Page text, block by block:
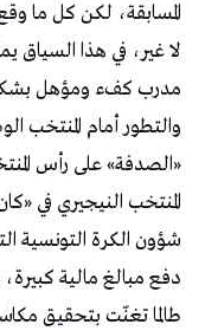
المسابقة، لكن كل ما
لا غير، في هذا السياق
مدرب كفء ومؤهل بشكل
والتطور أمام المنتخب
«الصدفة» على رأس
شؤون الكرة التونسية
دفع مبالغ مالية
طالما تغنّت بتحقيق